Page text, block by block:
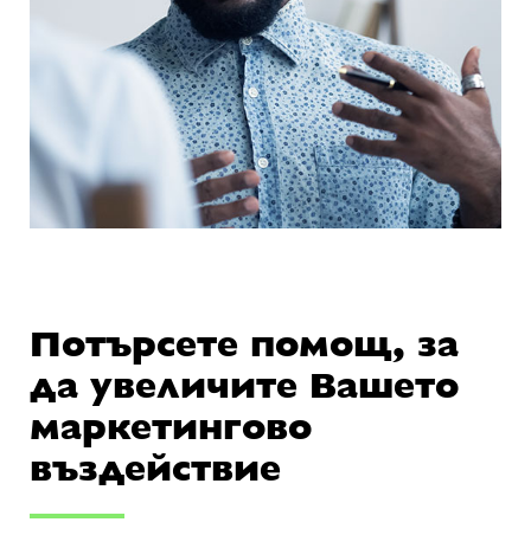
Потърсете помощ, за
да увеличите Вашето
маркетингово
въздействие